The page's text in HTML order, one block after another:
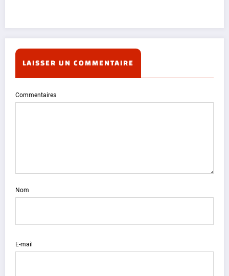
LAISSER UN COMMENTAIRE
Commentaires
Nom
E-mail